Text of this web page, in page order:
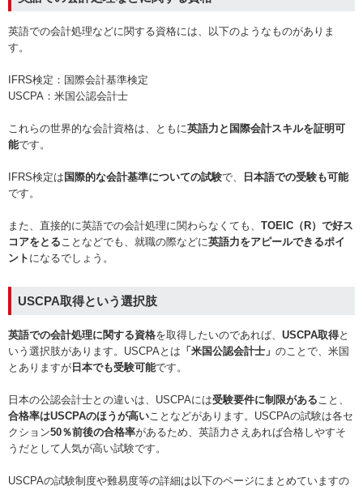
英語での会計処理などに関する資格には、以下のようなものがありま
す。
IFRS検定：国際会計基準検定
USCPA：米国公認会計士
これらの世界的な会計資格は、ともに英語力と国際会計スキルを証明可
能です。
IFRS検定は 国際的な会計基準についての試験で、
日本語での受験も可能
です。
また、直接的に英語での会計処理に関わらなくても、 TOEIC（R）で好ス
コアをとることなどでも、就職の際などに英語力をアピールできるポイ
ント になるでしょう。
USCPA取得という選択肢
英語での会計処理に関する資格を取得したいのであれば、 USCPA取得と
いう選択肢があります。USCPAとは 「米国公認会計士」 のことで、米国
とありますが 日本でも受験可能です。
日本の公認会計士との違いは、USCPAには受験要件に制限があること、
合格率はUSCPAのほうが高いことなどがあります。USCPAの試験は各セ
クション50％前後の合格率があるため、英語力さえあれば合格しやすそ
うだとして人気が高い試験です。
USCPAの試験制度や難易度等の詳細は以下のページにまとめていますの